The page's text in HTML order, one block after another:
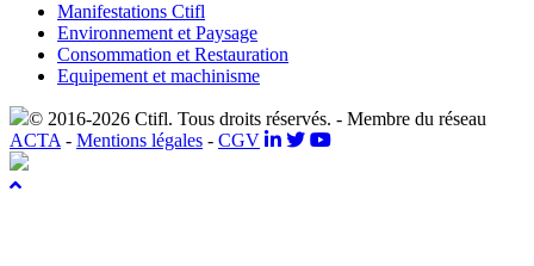
Manifestations Ctifl
Environnement et Paysage
Consommation et Restauration
Equipement et machinisme
© 2016-2026 Ctifl. Tous droits réservés. - Membre du réseau
ACTA - Mentions légales - CGV